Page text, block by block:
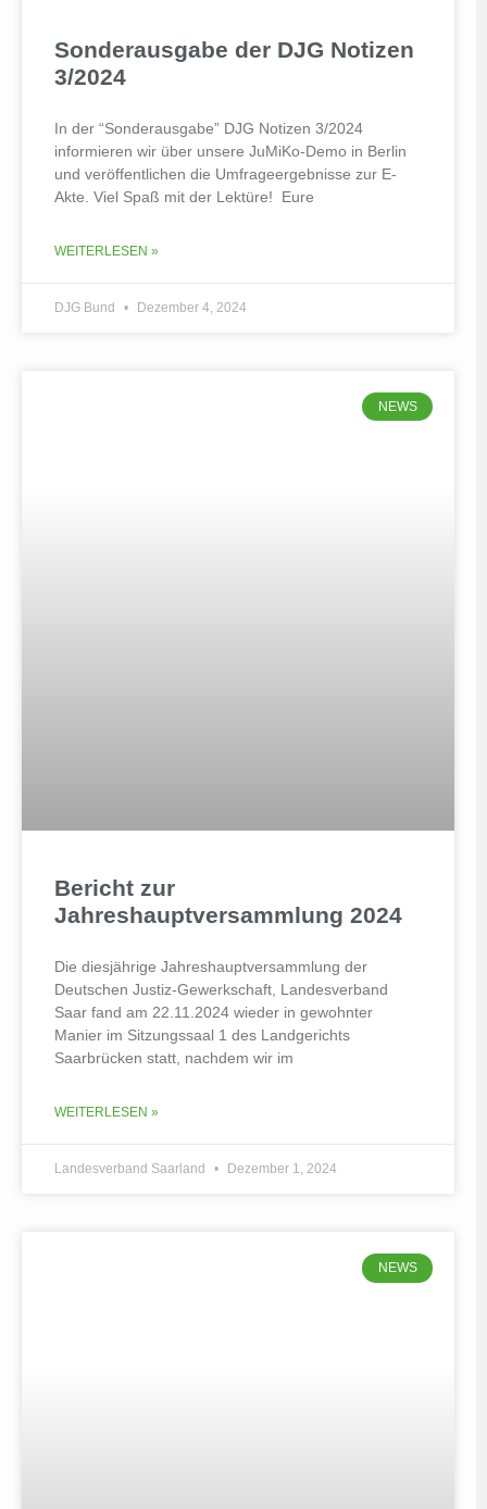
Sonderausgabe der DJG Notizen
3/2024
In der “Sonderausgabe” DJG Notizen 3/2024
informieren wir über unsere JuMiKo-Demo in Berlin
und veröffentlichen die Umfrageergebnisse zur E-
Akte. Viel Spaß mit der Lektüre! Eure
WEITERLESEN »
DJG Bund Dezember 4, 2024
NEWS
Bericht zur
Jahreshauptversammlung 2024
Die diesjährige Jahreshauptversammlung der
Deutschen Justiz-Gewerkschaft, Landesverband
Saar fand am 22.11.2024 wieder in gewohnter
Manier im Sitzungssaal 1 des Landgerichts
Saarbrücken statt, nachdem wir im
WEITERLESEN »
Landesverband Saarland Dezember 1, 2024
NEWS